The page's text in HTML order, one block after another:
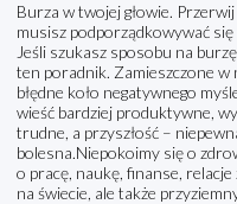
Burza w twojej głowie.
musisz podporządkowywać
Jeśli szukasz sposobu na
ten poradnik. Zamieszczone w
błędne koło negatywnego
wieść bardziej produktywne,
trudne, a przyszłość –
bolesna.Niepokoimy się o
o pracę, naukę, finanse,
na świecie, ale także